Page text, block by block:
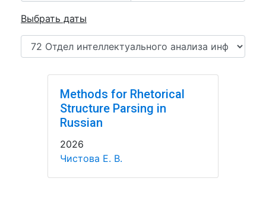
Выбрать даты
Methods for Rhetorical
Structure Parsing in
Russian
2026
Чистова Е. В.